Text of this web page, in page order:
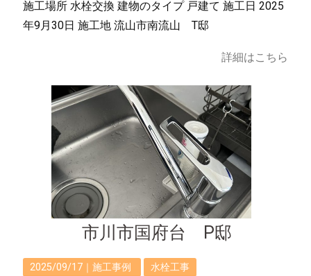
施工場所 水栓交換 建物のタイプ 戸建て 施工日 2025
年9月30日 施工地 流山市南流山 T邸
詳細はこちら
市川市国府台 P邸
2025/09/17｜施工事例 水栓工事